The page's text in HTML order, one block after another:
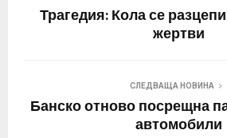
Трагедия: Кола се
жертви
СЛЕДВАЩА НОВИНА
Банско отново посрещна
автомобили